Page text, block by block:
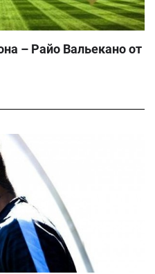
– Райо Вальекано от